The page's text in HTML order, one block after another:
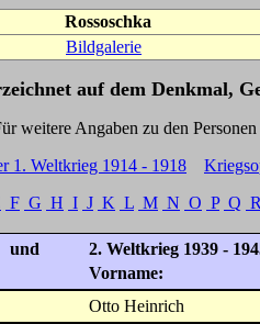
Rossoschka
Bildgalerie
auf dem Denkmal,
zu den Personen auf
1. Weltkrieg 1914 - 1918
F G H I J K L M N O P Q R
und
2. Weltkrieg 1939 -
Vorname:
Otto Heinrich